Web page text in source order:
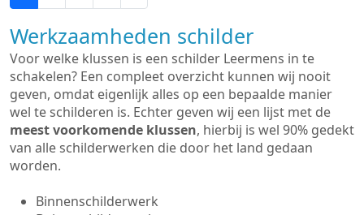
Werkzaamheden schilder
Voor welke klussen is een schilder Leermens in te
schakelen? Een compleet overzicht kunnen wij nooit
geven, omdat eigenlijk alles op een bepaalde manier
wel te schilderen is. Echter geven wij een lijst met de
meest voorkomende klussen, hierbij is wel 90% gedekt
van alle schilderwerken die door het land gedaan
worden.
Binnenschilderwerk